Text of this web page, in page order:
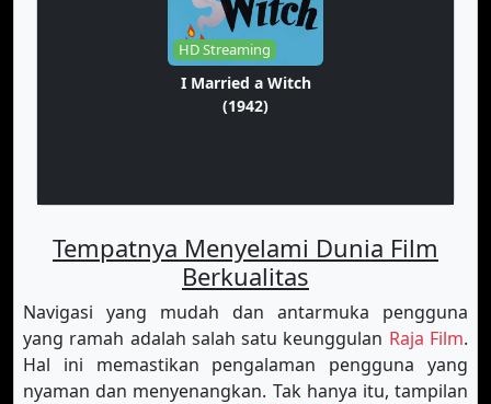
HD Streaming
I Married a Witch
(1942)
Tempatnya Menyelami Dunia Film
Berkualitas
Navigasi yang mudah dan antarmuka pengguna
yang ramah adalah salah satu keunggulan Raja Film.
Hal ini memastikan pengalaman pengguna yang
nyaman dan menyenangkan. Tak hanya itu, tampilan